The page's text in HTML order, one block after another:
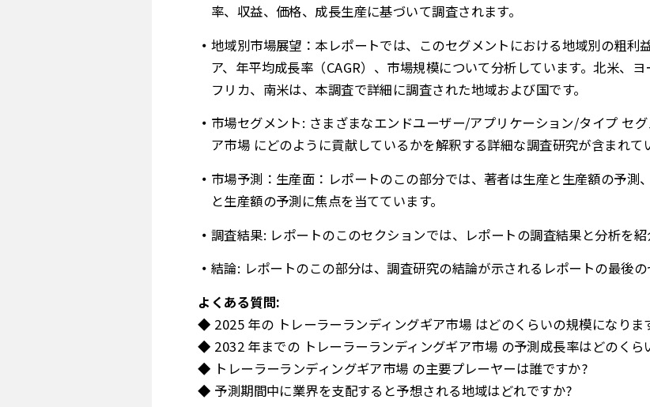
率、収益、価格、成長生産に基づいて調査されます。
地域別市場展望：本レポートでは、このセグメントにおける地域別の粗利
ア、年平均成長率（CAGR）、市場規模について分析しています。北米、
フリカ、南米は、本調査で詳細に調査された地域および国です。
市場セグメント: さまざまなエンドユーザー/アプリケーション/タイプ セ
ア市場 にどのように貢献しているかを解釈する詳細な調査研究が含まれて
市場予測：生産面：レポートのこの部分では、著者は生産と生産額の予測
と生産額の予測に焦点を当てています。
調査結果: レポートのこのセクションでは、レポートの調査結果と分析を紹
結論: レポートのこの部分は、調査研究の結論が示されるレポートの最後の
よくある質問:
◆ 2025 年の トレーラーランディングギア市場 はどのくらいの規模になりま
◆ 2032 年までの トレーラーランディングギア市場 の予測成長率はどのくら
◆ トレーラーランディングギア市場 の主要プレーヤーは誰ですか?
◆ 予測期間中に業界を支配すると予想される地域はどれですか?